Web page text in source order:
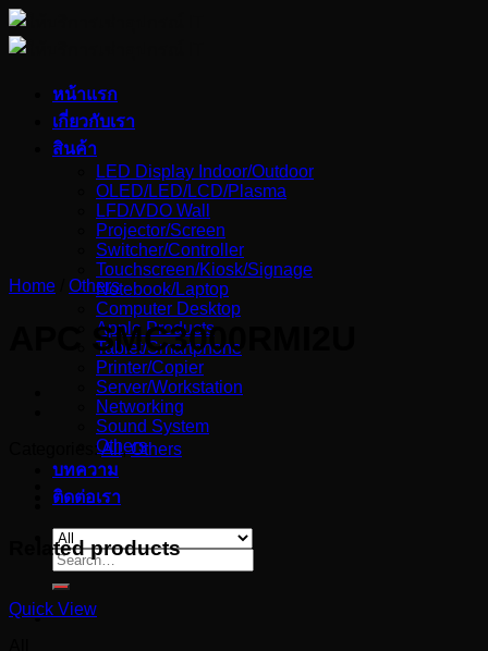
Skip
to
content
หน้าแรก
เกี่ยวกับเรา
สินค้า
LED Display Indoor/Outdoor
OLED/LED/LCD/Plasma
LFD/VDO Wall
Projector/Screen
Switcher/Controller
Touchscreen/Kiosk/Signage
Notebook/Laptop
Computer Desktop
Apple Products
Tablet/Smartphone
Printer/Copier
Server/Workstation
Networking
Sound System
Others
บทความ
ติดต่อเรา
Search
for:
Home Others
APC SMC3000RMI2U
Categories:All,Others
Related products
Quick View